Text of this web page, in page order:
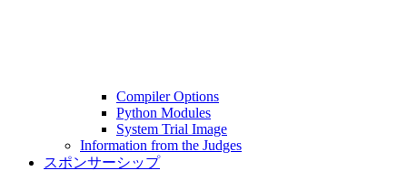
Compiler Options
Python Modules
System Trial Image
Information from the Judges
スポンサーシップ